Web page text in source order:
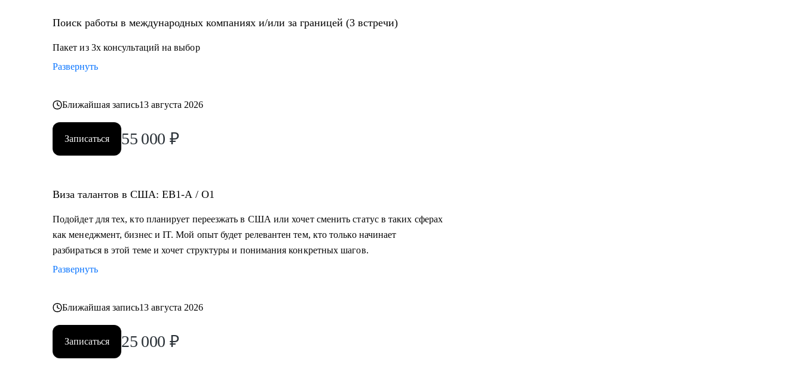
Поиск работы в международных компаниях и/или за границей (3 встречи)
Пакет из 3х консультаций на выбор
Развернуть
Ближайшая запись13 августа 2026
Записаться 55 000 ₽
Виза талантов в США: EB1-A / O1
Подойдет для тех, кто планирует переезжать в США или хочет сменить статус в таких сферах
как менеджмент, бизнес и IT. Мой опыт будет релевантен тем, кто только начинает
разбираться в этой теме и хочет структуры и понимания конкретных шагов.
Развернуть
Ближайшая запись13 августа 2026
Записаться 25 000 ₽